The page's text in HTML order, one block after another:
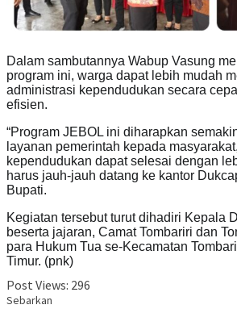
Dalam sambutannya Wabup Vasung
program ini, warga dapat lebih mudah
administrasi kependudukan secara
efisien.
“Program JEBOL ini diharapkan
layanan pemerintah kepada
kependudukan dapat selesai dengan
harus jauh-jauh datang ke kantor
Bupati.
Kegiatan tersebut turut dihadiri Kepala
beserta jajaran, Camat Tombariri dan
para Hukum Tua se-Kecamatan
Timur. (pnk)
Post Views: 296
Sebarkan